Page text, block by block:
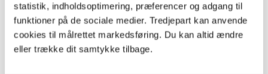
statistik, indholdsoptimering, præferencer og adgang til
funktioner på de sociale medier. Tredjepart kan anvende
cookies til målrettet markedsføring. Du kan altid ændre
eller trække dit samtykke tilbage.
Smågrene af 4-5 forskellige nåletræer, 1
bundt pr 3 elever
Blyanter